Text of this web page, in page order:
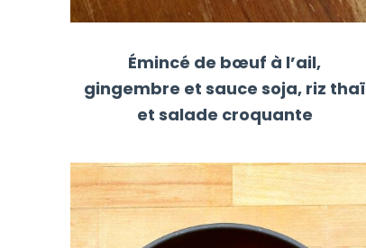
Émincé de bœuf à l’ail,
gingembre et sauce soja, riz thaï
et salade croquante